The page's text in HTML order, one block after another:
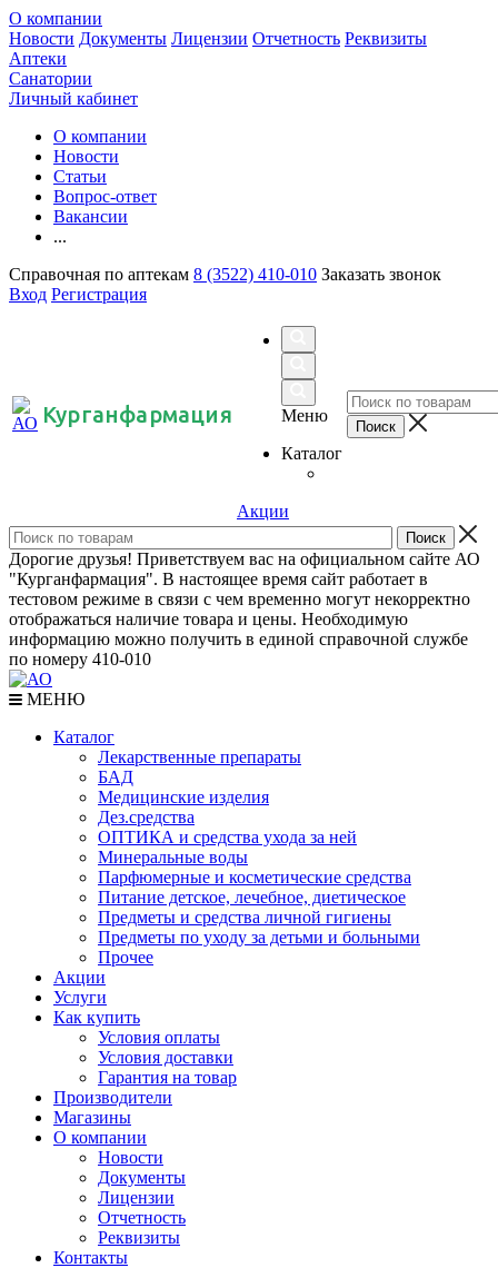
О компании
Новости Документы Лицензии Отчетность Реквизиты
Аптеки
Санатории
Личный кабинет
О компании
Новости
Статьи
Вопрос-ответ
Вакансии
...
Справочная по аптекам 8 (3522) 410-010 Заказать звонок
Вход Регистрация
Курганфармация
Меню
Каталог
Акции
Дорогие друзья! Приветствуем вас на официальном сайте АО
"Курганфармация". В настоящее время сайт работает в
тестовом режиме в связи с чем временно могут некорректно
отображаться наличие товара и цены. Необходимую
информацию можно получить в единой справочной службе
по номеру 410-010
МЕНЮ
Каталог
Лекарственные препараты
БАД
Медицинские изделия
Дез.средства
ОПТИКА и средства ухода за ней
Минеральные воды
Парфюмерные и косметические средства
Питание детское, лечебное, диетическое
Предметы и средства личной гигиены
Предметы по уходу за детьми и больными
Прочее
Акции
Услуги
Как купить
Условия оплаты
Условия доставки
Гарантия на товар
Производители
Магазины
О компании
Новости
Документы
Лицензии
Отчетность
Реквизиты
Контакты